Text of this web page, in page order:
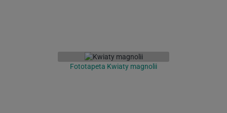
Fototapeta Kwiaty magnolii